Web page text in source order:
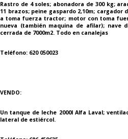
Rastro de 4 soles; abonadora de 300 kg;
11 brazos; peine gaspardo 2,10m; cargador
a toma fuerza tractor; motor con toma
nueva (también maquina de afilar); nave
cerrada de 7000m2. Todo en canalejas
Teléfono: 620 050023
VENDO:
Un tanque de leche 2000l Alfa Laval;
lateral de estiércol.